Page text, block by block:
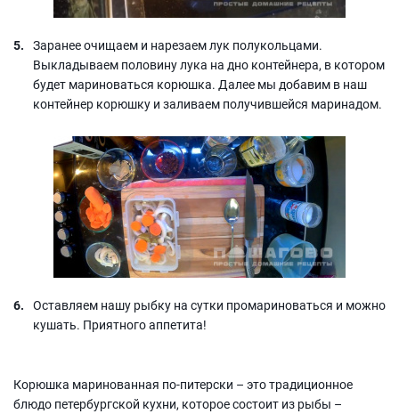
Заранее очищаем и нарезаем лук полукольцами.
Выкладываем половину лука на дно контейнера, в котором
будет мариноваться корюшка. Далее мы добавим в наш
контейнер корюшку и заливаем получившейся маринадом.
Оставляем нашу рыбку на сутки промариноваться и можно
кушать. Приятного аппетита!
Корюшка маринованная по-питерски – это традиционное
блюдо петербургской кухни, которое состоит из рыбы –